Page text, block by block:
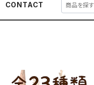
CONTACT